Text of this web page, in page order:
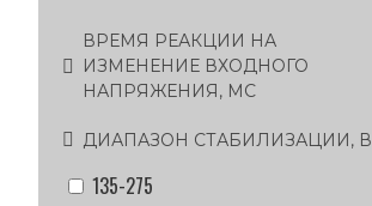
ВРЕМЯ РЕАКЦИИ НА
ИЗМЕНЕНИЕ ВХОДНОГО
НАПРЯЖЕНИЯ, МС
ДИАПАЗОН СТАБИЛИЗАЦИИ, В
135-275